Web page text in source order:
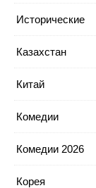
Исторические
Казахстан
Китай
Комедии
Комедии 2026
Корея